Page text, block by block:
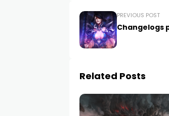
PREVIOUS POST
Changelogs
Related Posts